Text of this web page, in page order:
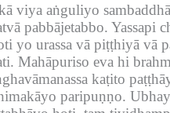
viya aṅguliyo
pabbājetabbo. Yassapi
yo urassa vā piṭṭhiyā vā
Mahāpuriso eva hi
kaṭito
paripuṇṇo.